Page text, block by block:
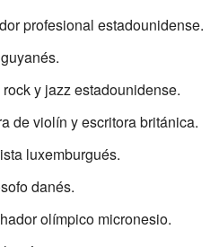
profesional estadounidense.
y jazz estadounidense.
de violín y escritora británica.
luxemburgués.
danés.
olímpico micronesio.